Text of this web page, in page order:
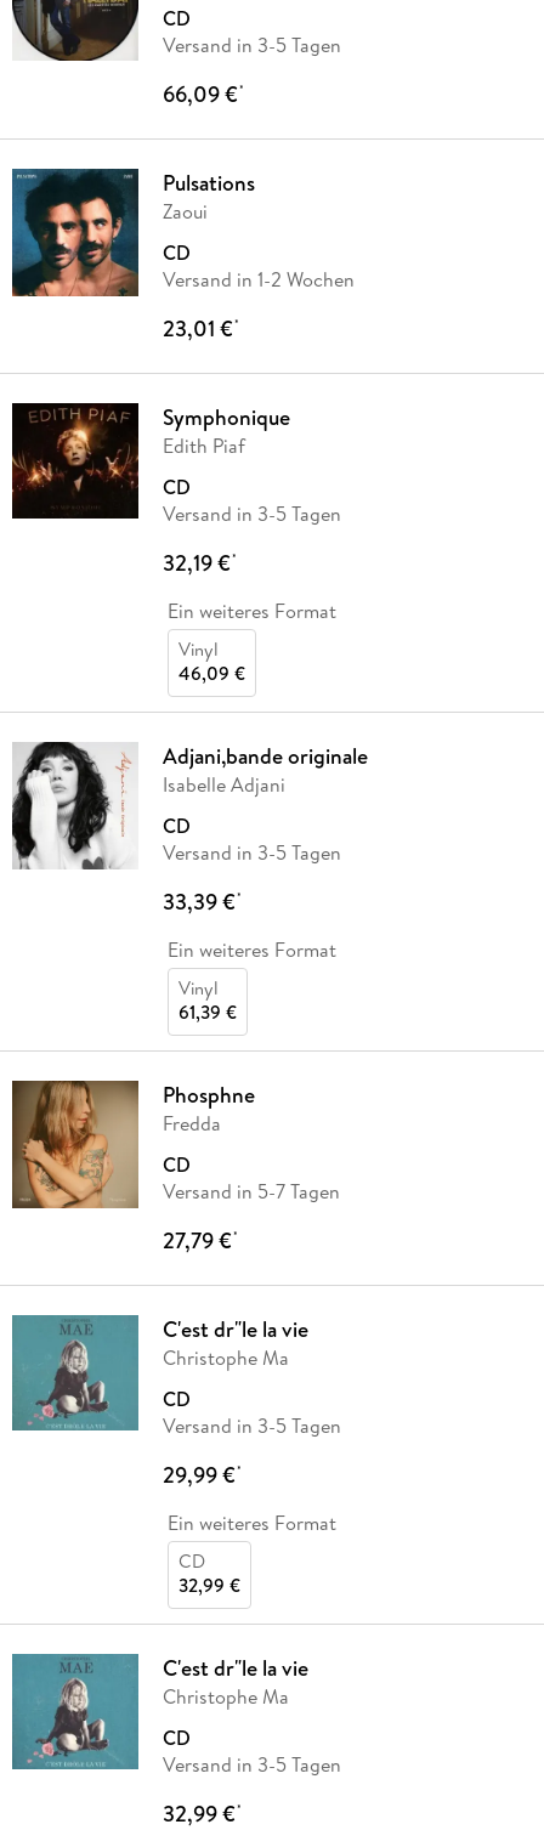
CD
Versand in 3-5 Tagen
66,09 €*
Pulsations
Zaoui
CD
Versand in 1-2 Wochen
23,01 €*
Symphonique
Edith Piaf
CD
Versand in 3-5 Tagen
32,19 €*
Ein weiteres Format
Vinyl
46,09 €
Adjani,bande originale
Isabelle Adjani
CD
Versand in 3-5 Tagen
33,39 €*
Ein weiteres Format
Vinyl
61,39 €
Phosphne
Fredda
CD
Versand in 5-7 Tagen
27,79 €*
C'est dr"le la vie
Christophe Ma
CD
Versand in 3-5 Tagen
29,99 €*
Ein weiteres Format
CD
32,99 €
C'est dr"le la vie
Christophe Ma
CD
Versand in 3-5 Tagen
32,99 €*